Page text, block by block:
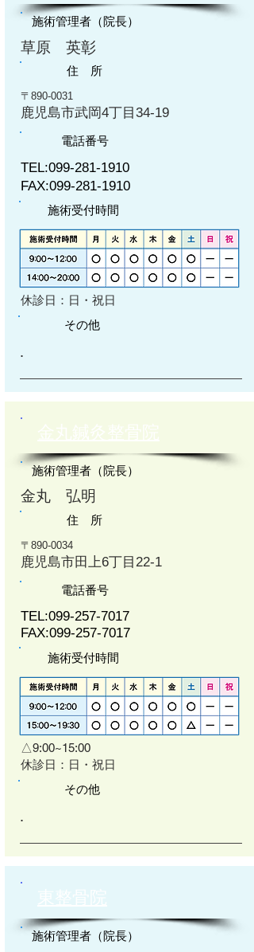
施術管理者（院長）
草原 英彰
住 所
〒890-0031
鹿児島市武岡4丁目34-19
電話番号
TEL:099-281-1910
FAX:099-281-1910
施術受付時間
休診日：日・祝日
その他
​.
金丸鍼灸整骨院
施術管理者（院長）
金丸 弘明
住 所
〒890-0034
鹿児島市田上6丁目22-1
電話番号
TEL:099-257-7017
FAX:099-257-7017
施術受付時間
△9:00~15:00
​休診日：日・祝日
その他
​.
東整骨院
施術管理者（院長）